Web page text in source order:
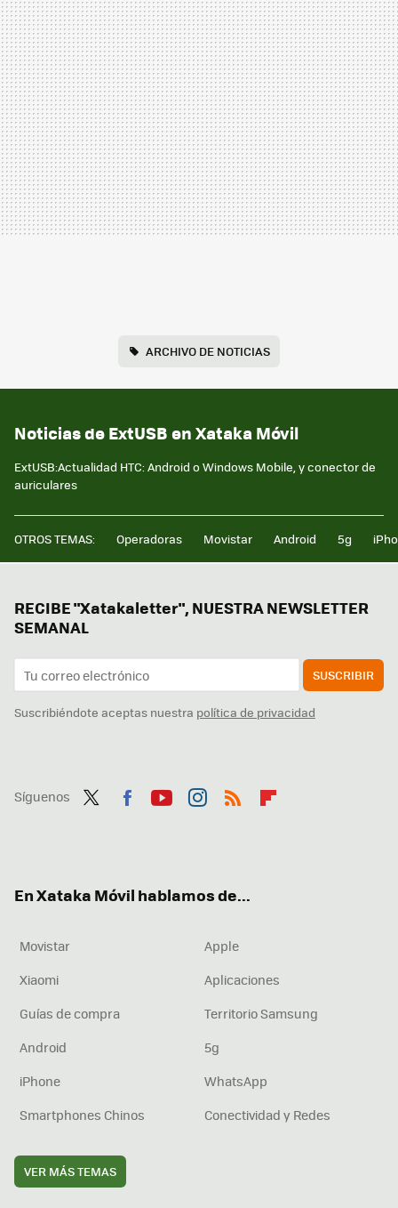
ARCHIVO DE NOTICIAS
Noticias de ExtUSB en Xataka Móvil
ExtUSB:Actualidad HTC: Android o Windows Mobile, y conector de
auriculares
OTROS TEMAS: Operadoras Movistar Android 5g
RECIBE "Xatakaletter", NUESTRA NEWSLETTER
SEMANAL
SUSCRIBIR
Suscribiéndote aceptas nuestra política de privacidad
Síguenos
En Xataka Móvil hablamos de...
Movistar
Apple
Xiaomi
Aplicaciones
Guías de compra
Territorio Samsung
Android
5g
iPhone
WhatsApp
Smartphones Chinos
Conectividad y Redes
VER MÁS TEMAS